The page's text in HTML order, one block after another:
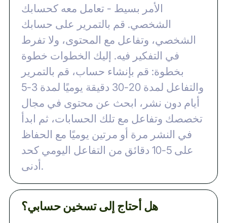
الأمر بسيط - تعامل معه كحسابك
الشخصي. قم بالتمرير على حسابك
الشخصي، وتفاعل مع المحتوى، ولا تفرط
في التفكير فيه. إليك الخطوات خطوة
بخطوة: قم بإنشاء حساب، قم بالتمرير
والتفاعل لمدة 20-30 دقيقة يوميًا لمدة 3-5
أيام دون نشر، ابحث عن محتوى في مجال
تخصصك وتفاعل مع تلك الحسابات، ثم ابدأ
في النشر مرة أو مرتين يوميًا مع الحفاظ
على 5-10 دقائق من التفاعل اليومي كحد
أدنى.
هل أحتاج إلى تسخين حسابي؟